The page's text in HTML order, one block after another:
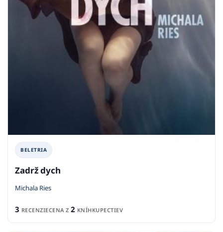
BELETRIA
Zadrž dych
Michala Ries
3 RECENZIECENA Z 2 KNÍHKUPECTIEV